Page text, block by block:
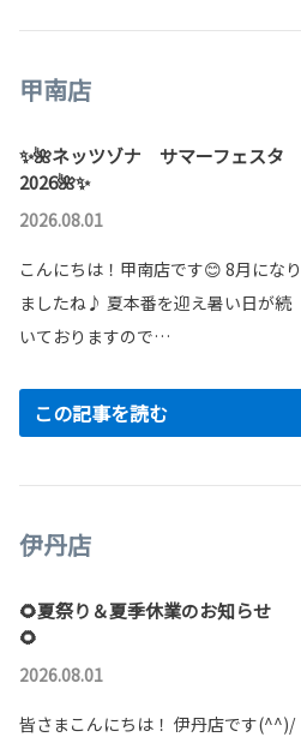
甲南店
✨🌺ネッツゾナ サマーフェスタ
2026🌺✨
2026.08.01
こんにちは！甲南店です😊 8月になり
ましたね♪ 夏本番を迎え暑い日が続
いておりますので…
この記事を読む
伊丹店
🌻夏祭り＆夏季休業のお知らせ
🌻
2026.08.01
皆さまこんにちは！ 伊丹店です(^^)/